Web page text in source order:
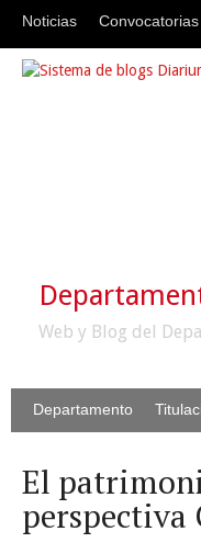
Noticias Convocatorias
Web y Blog del
Departamento
El
perspectiva